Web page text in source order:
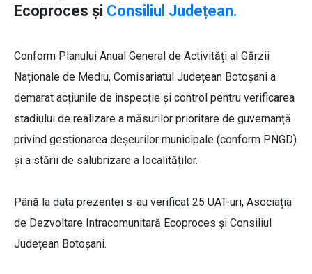
Ecoproces și Consiliul Județean.
Conform Planului Anual General de Activități al Gărzii
Naționale de Mediu, Comisariatul Județean Botoșani a
demarat acțiunile de inspecție și control pentru verificarea
stadiului de realizare a măsurilor prioritare de guvernanță
privind gestionarea deșeurilor municipale (conform PNGD)
și a stării de salubrizare a localităților.
Până la data prezentei s-au verificat 25 UAT-uri, Asociația
de Dezvoltare Intracomunitară Ecoproces și Consiliul
Județean Botoșani.